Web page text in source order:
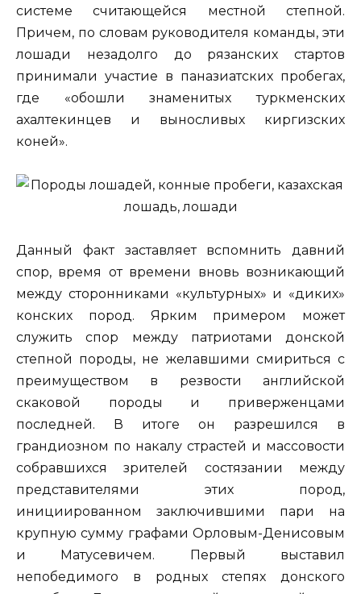
системе считающейся местной степной.
Причем, по словам руководителя команды, эти
лошади незадолго до рязанских стартов
принимали участие в паназиатских пробегах,
где «обошли знаменитых туркменских
ахалтекинцев и выносливых киргизских
коней».
Данный факт заставляет вспомнить давний
спор, время от времени вновь возникающий
между сторонниками «культурных» и «диких»
конских пород. Ярким примером может
служить спор между патриотами донской
степной породы, не желавшими смириться с
преимуществом в резвости английской
скаковой породы и приверженцами
последней. В итоге он разрешился в
грандиозном по накалу страстей и массовости
собравшихся зрителей состязании между
представителями этих пород,
инициированном заключившими пари на
крупную сумму графами Орловым-Денисовым
и Матусевичем. Первый выставил
непобедимого в родных степях донского